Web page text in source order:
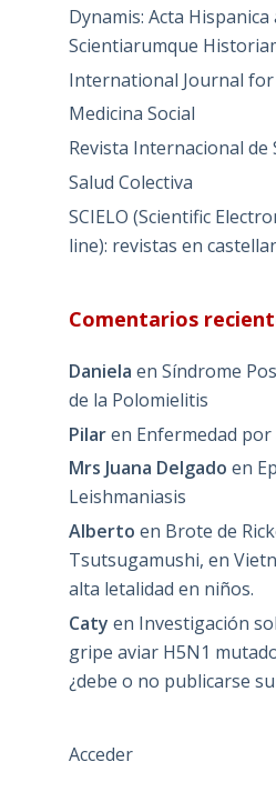
Dynamis: Acta
Scientiarumque
International Journal
Medicina Social
Revista Internacional de
Salud Colectiva
SCIELO (Scientific
line): revistas en
Comentarios
Daniela en Síndrome
de la Polomielitis
Pilaren Enfermedad
Mrs Juana Delgado en
Leishmaniasis
Alberto en Brote de
Tsutsugamushi, en
alta letalidad en niños.
Caty en Investigación
gripe aviar H5N1
¿debe o no publicarse
Acceder